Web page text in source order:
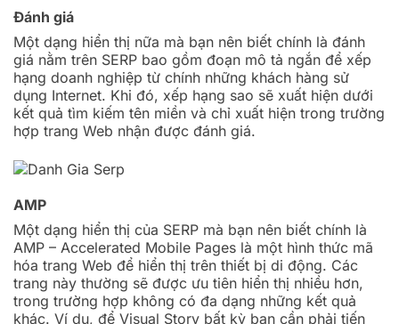
Đánh giá
Một dạng hiển thị nữa mà bạn nên biết chính là đánh
giá nằm trên SERP bao gồm đoạn mô tả ngắn để xếp
hạng doanh nghiệp từ chính những khách hàng sử
dụng Internet. Khi đó, xếp hạng sao sẽ xuất hiện dưới
kết quả tìm kiếm tên miền và chỉ xuất hiện trong trường
hợp trang Web nhận được đánh giá.
AMP
Một dạng hiển thị của SERP mà bạn nên biết chính là
AMP – Accelerated Mobile Pages là một hình thức mã
hóa trang Web để hiển thị trên thiết bị di động. Các
trang này thường sẽ được ưu tiên hiển thị nhiều hơn,
trong trường hợp không có đa dạng những kết quả
khác. Ví dụ, để Visual Story bất kỳ bạn cần phải tiến